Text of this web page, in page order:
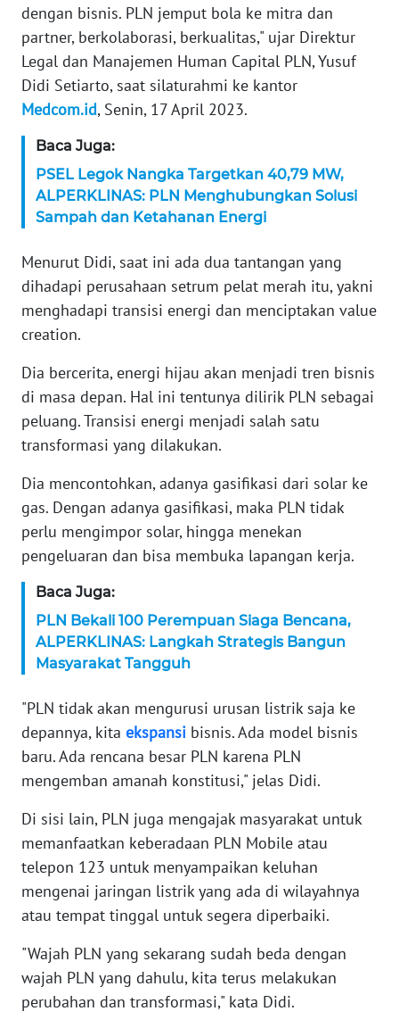
dengan bisnis. PLN jemput bola ke mitra dan
partner, berkolaborasi, berkualitas," ujar Direktur
Legal dan Manajemen Human Capital PLN, Yusuf
Didi Setiarto, saat silaturahmi ke kantor
Medcom.id, Senin, 17 April 2023.
Baca Juga:
PSEL Legok Nangka Targetkan 40,79 MW,
ALPERKLINAS: PLN Menghubungkan Solusi
Sampah dan Ketahanan Energi
Menurut Didi, saat ini ada dua tantangan yang
dihadapi perusahaan setrum pelat merah itu, yakni
menghadapi transisi energi dan menciptakan value
creation.
Dia bercerita, energi hijau akan menjadi tren bisnis
di masa depan. Hal ini tentunya dilirik PLN sebagai
peluang. Transisi energi menjadi salah satu
transformasi yang dilakukan.
Dia mencontohkan, adanya gasifikasi dari solar ke
gas. Dengan adanya gasifikasi, maka PLN tidak
perlu mengimpor solar, hingga menekan
pengeluaran dan bisa membuka lapangan kerja.
Baca Juga:
PLN Bekali 100 Perempuan Siaga Bencana,
ALPERKLINAS: Langkah Strategis Bangun
Masyarakat Tangguh
"PLN tidak akan mengurusi urusan listrik saja ke
depannya, kita ekspansi bisnis. Ada model bisnis
baru. Ada rencana besar PLN karena PLN
mengemban amanah konstitusi," jelas Didi.
Di sisi lain, PLN juga mengajak masyarakat untuk
memanfaatkan keberadaan PLN Mobile atau
telepon 123 untuk menyampaikan keluhan
mengenai jaringan listrik yang ada di wilayahnya
atau tempat tinggal untuk segera diperbaiki.
"Wajah PLN yang sekarang sudah beda dengan
wajah PLN yang dahulu, kita terus melakukan
perubahan dan transformasi," kata Didi.
News
Regional
WN
WN
JAKARTA
JABAR
WN
BANTEN
WN
WN
KEPRI
WN
WN
PAPUA
WN
RIAU
WN
SERAMBI
WN
WN
SULTRA
WN
WN
SULTENG